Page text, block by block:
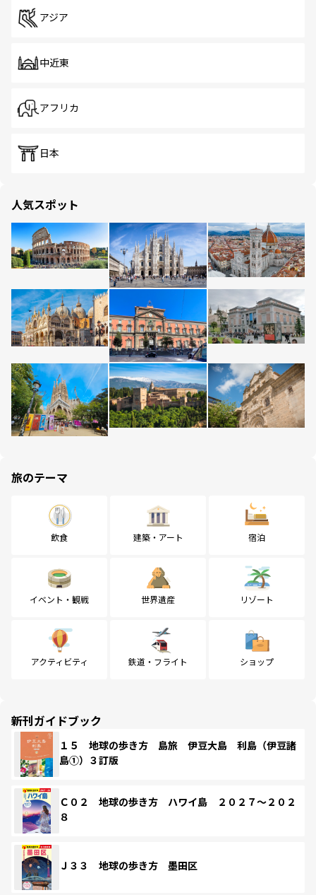
アジア
中近東
アフリカ
日本
人気スポット
旅のテーマ
飲食 建築・アート 宿泊
イベント・観戦 世界遺産 リゾート
アクティビティ 鉄道・フライト ショップ
新刊ガイドブック
１５ 地球の歩き方 島旅 伊豆大島 利島（伊豆諸
島①）３訂版
Ｃ０２ 地球の歩き方 ハワイ島 ２０２７～２０２
８
Ｊ３３ 地球の歩き方 墨田区